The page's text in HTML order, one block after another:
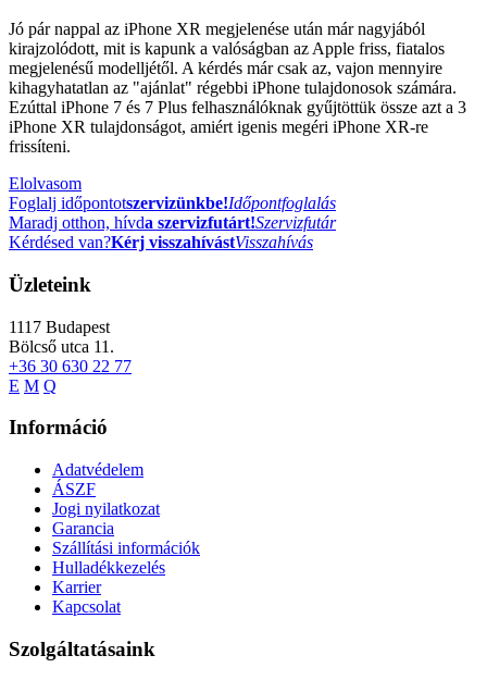
Jó pár nappal az iPhone XR megjelenése után már nagyjából
kirajzolódott, mit is kapunk a valóságban az Apple friss, fiatalos
megjelenésű modelljétől. A kérdés már csak az, vajon mennyire
kihagyhatatlan az "ajánlat" régebbi iPhone tulajdonosok számára.
Ezúttal iPhone 7 és 7 Plus felhasználóknak gyűjtöttük össze azt a 3
iPhone XR tulajdonságot, amiért igenis megéri iPhone XR-re
frissíteni.
Elolvasom
Foglalj időpontotszervizünkbe!Időpontfoglalás
Maradj otthon, hívda szervizfutárt!Szervizfutár
Kérdésed van?Kérj visszahívástVisszahívás
Üzleteink
1117 Budapest
Bölcső utca 11.
+36 30 630 22 77
E M Q
Információ
Adatvédelem
ÁSZF
Jogi nyilatkozat
Garancia
Szállítási információk
Hulladékkezelés
Karrier
Kapcsolat
Szolgáltatásaink